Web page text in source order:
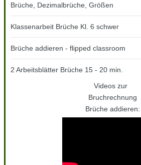
Brüche, Dezimalbrüche, Größen
Klassenarbeit Brüche Kl. 6 schwer
Brüche addieren - flipped classroom
2 Arbeitsblätter Brüche 15 - 20 min.
Videos zur
Bruchrechnung
Brüche addieren: